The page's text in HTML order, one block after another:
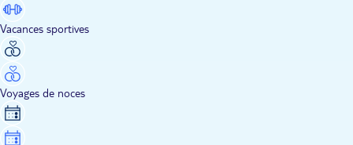
Vacances sportives
Voyages de noces